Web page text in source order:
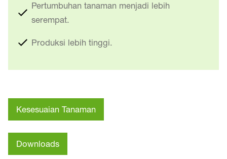
Pertumbuhan tanaman menjadi lebih
serempat.
Produksi lebih tinggi.
Kesesuaian Tanaman
Downloads